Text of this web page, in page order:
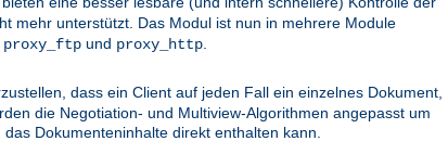
mehr unterstützt. Das Modul ist nun in mehrere Module
proxy_ftp und proxy_http
dass ein Client auf jeden Fall ein einzelnes Dokument,
die Negotiation- und Multiview-Algorithmen angepasst um
Dokumenteninhalte direkt enthalten kann.